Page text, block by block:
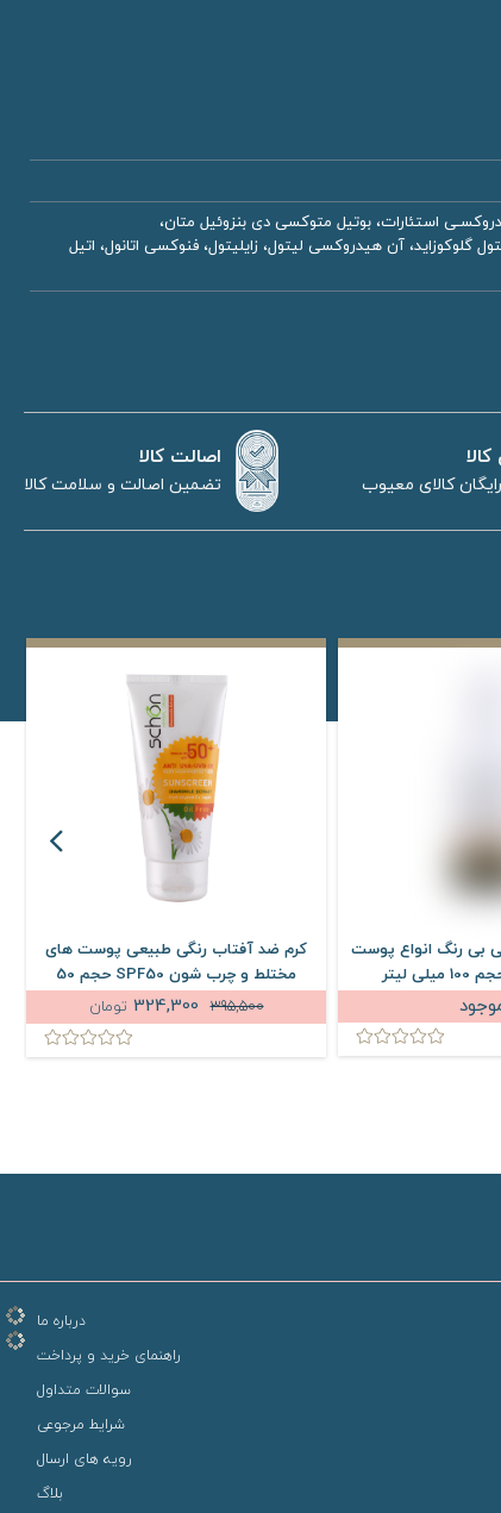
سينامات، اكتوكرايلن، اكتيل دودكانول، اكتيل دودسیل زايلوزيد، پی ای جی-30 دى پلى هيدروكسـى استئارات، بوتيل متوكسى دى بنزوئيل متان،
آلكيل بنزوآت، تالک، منيزيم استئارات، زايليتول گلوكوزايد، آن هیدروكسی ليتول، زایلیتول، فنوكسى اتانول، اتيل
کالای معیوب
اصالت کالا
تضمین اصالت و سلامت کالا
بی رنگ انواع پوست
کرم ضد آفتاب رنگی طبیعی پوست های
مختلط و چرب شون SPF50 حجم 50
میلی لیتر 395,500 تومان
درباره ما
راهنمای خرید و پرداخت
سوالات متداول
شرایط مرجوعی
رویه های ارسال
بلاگ